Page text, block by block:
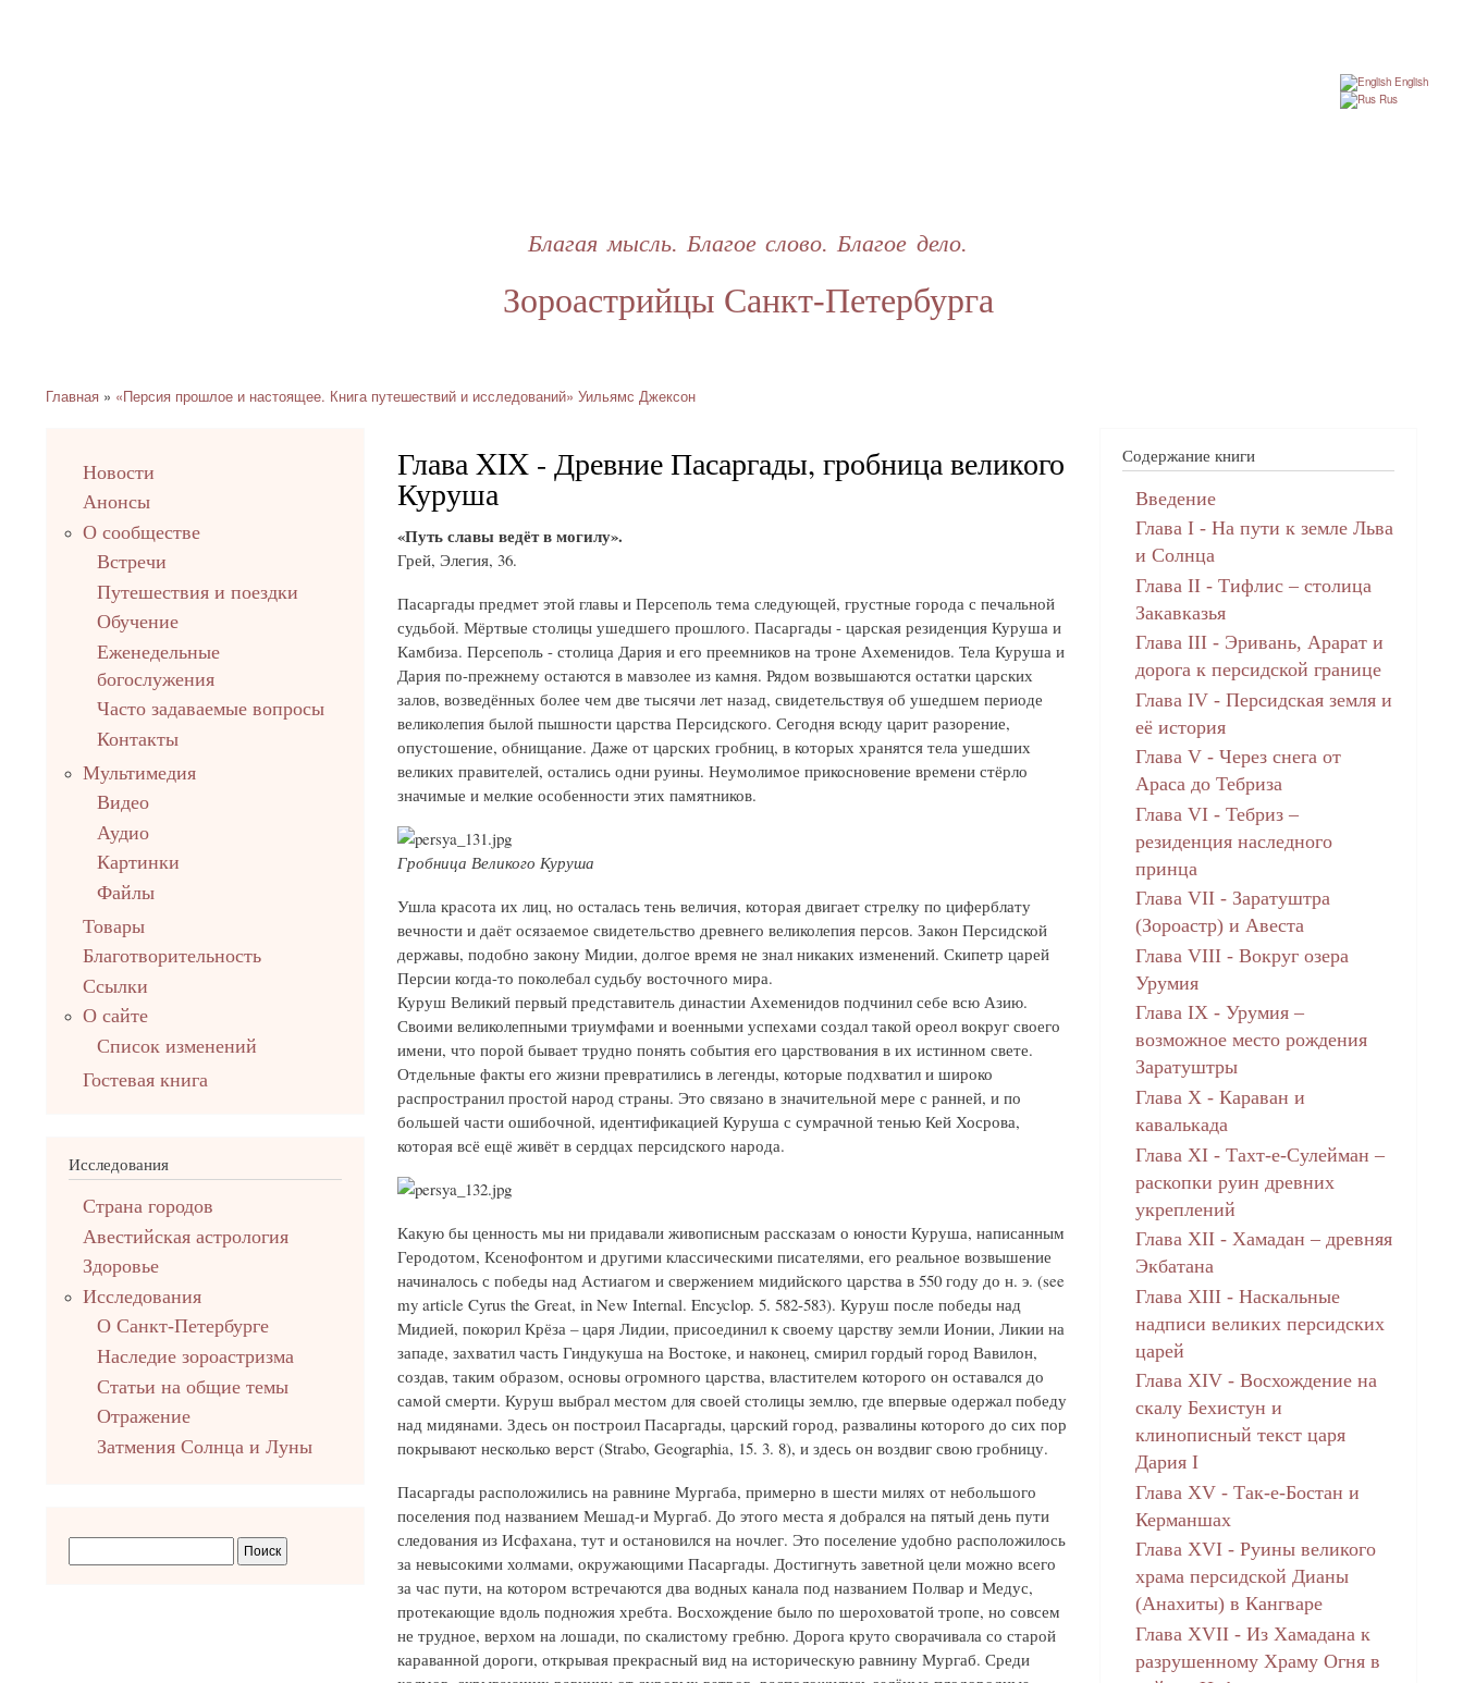
Зороастрийцы Санкт-Петербурга
Благая мысль. Благое слово. Благое дело.
English
Rus
Главная «Персия прошлое и настоящее. Книга путешествий и исследований» Уильямс Джексон
Глава XIX - Древние Пасаргады, гробница великого
Куруша
«Путь славы ведёт в могилу».
Грей, Элегия, 36.
Пасаргады предмет этой главы и Персеполь тема следующей, грустные города с печальной
судьбой. Мёртвые столицы ушедшего прошлого. Пасаргады - царская резиденция Куруша и
Камбиза. Персеполь - столица Дария и его преемников на троне Ахеменидов. Тела Куруша и
Дария по-прежнему остаются в мавзолее из камня. Рядом возвышаются остатки царских
залов, возведённых более чем две тысячи лет назад, свидетельствуя об ушедшем периоде
великолепия былой пышности царства Персидского. Сегодня всюду царит разорение,
опустошение, обнищание. Даже от царских гробниц, в которых хранятся тела ушедших
великих правителей, остались одни руины. Неумолимое прикосновение времени стёрло
значимые и мелкие особенности этих памятников.
Гробница Великого Куруша
Ушла красота их лиц, но осталась тень величия, которая двигает стрелку по циферблату
вечности и даёт осязаемое свидетельство древнего великолепия персов. Закон Персидской
державы, подобно закону Мидии, долгое время не знал никаких изменений. Скипетр царей
Персии когда-то поколебал судьбу восточного мира.
Куруш Великий первый представитель династии Ахеменидов подчинил себе всю Азию.
Своими великолепными триумфами и военными успехами создал такой ореол вокруг своего
имени, что порой бывает трудно понять события его царствования в их истинном свете.
Отдельные факты его жизни превратились в легенды, которые подхватил и широко
распространил простой народ страны. Это связано в значительной мере с ранней, и по
большей части ошибочной, идентификацией Куруша с сумрачной тенью Кей Хосрова,
которая всё ещё живёт в сердцах персидского народа.
Какую бы ценность мы ни придавали живописным рассказам о юности Куруша, написанным
Геродотом, Ксенофонтом и другими классическими писателями, его реальное возвышение
начиналось с победы над Астиагом и свержением мидийского царства в 550 году до н. э. (see
my article Cyrus the Great, in New Internal. Encyclop. 5. 582-583). Куруш после победы над
Мидией, покорил Крёза – царя Лидии, присоединил к своему царству земли Ионии, Ликии на
западе, захватил часть Гиндукуша на Востоке, и наконец, смирил гордый город Вавилон,
создав, таким образом, основы огромного царства, властителем которого он оставался до
самой смерти. Куруш выбрал местом для своей столицы землю, где впервые одержал победу
над мидянами. Здесь он построил Пасаргады, царский город, развалины которого до сих пор
покрывают несколько верст (Strabo, Geographia, 15. 3. 8), и здесь он воздвиг свою гробницу.
Пасаргады расположились на равнине Мургаба, примерно в шести милях от небольшого
поселения под названием Мешад-и Мургаб. До этого места я добрался на пятый день пути
следования из Исфахана, тут и остановился на ночлег. Это поселение удобно расположилось
за невысокими холмами, окружающими Пасаргады. Достигнуть заветной цели можно всего
за час пути, на котором встречаются два водных канала под названием Полвар и Медус,
протекающие вдоль подножия хребта. Восхождение было по шероховатой тропе, но совсем
не трудное, верхом на лошади, по скалистому гребню. Дорога круто сворачивала со старой
караванной дороги, открывая прекрасный вид на историческую равнину Мургаб. Среди
upНовости
Анонсы
О сообществе
Встречи
Путешествия и поездки
Обучение
Еженедельные
богослужения
Часто задаваемые вопросы
Контакты
Мультимедия
Видео
Аудио
Картинки
Файлы
Товары
Благотворительность
Ссылки
О сайте
Список изменений
Гостевая книга
Исследования
Страна городов
Авестийская астрология
Здоровье
Исследования
О Санкт-Петербурге
Наследие зороастризма
Cтатьи на общие темы
Отражение
Затмения Солнца и Луны
Содержание книги
Введение
Глава I - На пути к земле Льва
и Солнца
Глава II - Тифлис – столица
Закавказья
Глава III - Эривань, Арарат и
дорога к персидской границе
Глава IV - Персидская земля и
её история
Глава V - Через снега от
Араса до Тебриза
Глава VI - Тебриз –
резиденция наследного
принца
Глава VII - Заратуштра
(Зороастр) и Авеста
Глава VIII - Вокруг озера
Урумия
Глава IX - Урумия –
возможное место рождения
Заратуштры
Глава X - Караван и
кавалькада
Глава XI - Тахт-е-Сулейман –
раскопки руин древних
укреплений
Глава XII - Хамадан – древняя
Экбатана
Глава XIII - Наскальные
надписи великих персидских
царей
Глава XIV - Восхождение на
скалу Бехистун и
клинописный текст царя
Дария I
Глава XV - Так-е-Бостан и
Керманшах
Глава XVI - Руины великого
храма персидской Дианы
(Анахиты) в Кангваре
Глава XVII - Из Хамадана к
разрушенному Храму Огня в